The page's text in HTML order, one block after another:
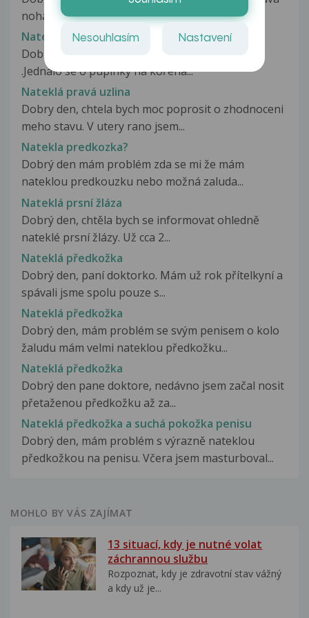
noha + křeče.Má na ni velké...
Nateklá pravá strana krku (uzliny)
Dobrý den, již jsem Vás jednou prosila o radu
.Jednalo se o pupínky na kořena...
Nateklá pravá uzlina
Dobry den, chtela bych moc poprosit o zhodnoceni
meho stavu. V utery rano jsem...
Natekla predkozka?
Dobrý den mám problém zda se mi že mám
nateklou predkouzku nebo možná zaluda...
Nateklá prsní žláza
Dobrý den, chtěla bych se informovat ohledně
nateklé prsní žlázy. Už cca 2...
Nateklá předkožka
Dobrý den, paní doktorko. Mám už rok přítelkyní a
spávali jsme spolu pouze s...
Nateklá předkožka
Dobrý den, mám problém se svým penisem o kolo
žaludu mám velmi nateklou předkožku...
Nateklá předkožka
Dobrý den pane doktore, nedávno jsem začal nosit
přetaženou předkožku až za...
Nateklá předkožka a suchá pokožka penisu
Dobrý den, mám problém s výrazně nateklou
předkožkou na penisu. Včera jsem masturboval...
MOHLO BY VÁS ZAJÍMAT
13 situací, kdy je nutné volat
záchrannou službu
Rozpoznat, kdy je zdravotní stav vážný
a kdy už je...
Nesouhlasím Nastavení